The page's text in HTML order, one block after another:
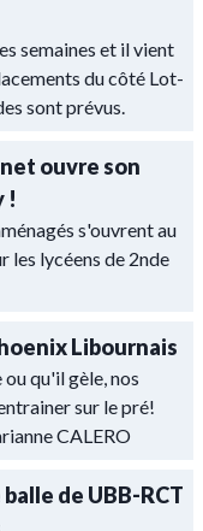
semaines et il vient
du côté Lot-
sont prévus.
ouvre son
!
s'ouvrent au
les lycéens de 2nde
Libournais
qu'il gèle, nos
sur le pré!
CALERO
de UBB-RCT